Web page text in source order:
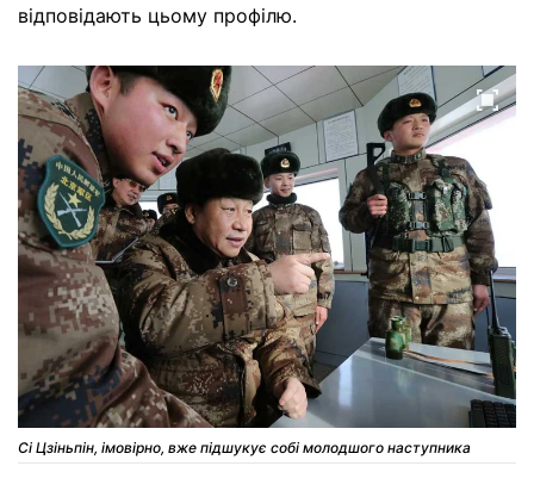
відповідають цьому профілю.
Сі Цзіньпін, імовірно, вже підшукує собі молодшого наступника